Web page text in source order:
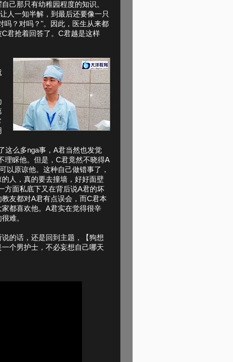
己那只有幼稚园程度的知识。
人一知半解，到最后还要像一只
吗？对吗？"。因此，医生从来都
君抢着回答了。C君越是这样
这么多nga事，A君当然也发觉
理睬他。但是，C君竟然不晓得A
以原谅他。这种自己做错事了，
人，真的要去撞墙，好好面壁
方面私底下又在背后说A君的坏
友都对A君有点误会，而C君本
都喜欢他。A君实在觉得很辛
难。
的话，还是回到主题，【狗想
个男护士，不必妄想自己哪天